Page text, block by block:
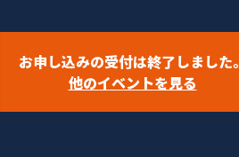
お申し込みの受付は終了しました。
他のイベントを見る